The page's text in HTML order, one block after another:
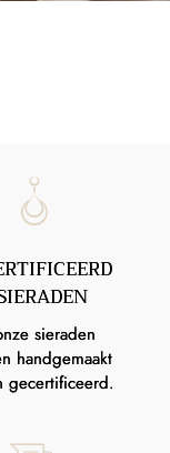
sieraden
handgemaakt
gecertificeerd.